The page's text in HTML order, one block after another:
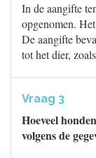
In de aangifte
opgenomen.
De aangifte
tot het dier,
Vraag 3
Hoeveel
volgens de